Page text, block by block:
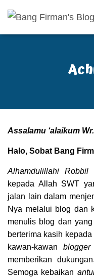
Assalamu ‘alaikum
Halo, Sobat Bang
Alhamdulillahi Robbil
kepada Allah SWT
jalan lain dalam
Nya melalui blog dan
menulis blog dan
berterima kasih
kawan-kawan blogger
memberikan
Semoga kebaikan